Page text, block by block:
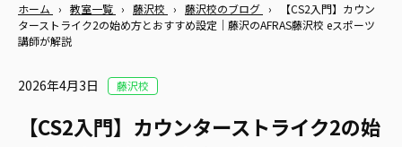
ホーム › 教室一覧 › 藤沢校 › 藤沢校のブログ ›
【CS2入門】カウン
ターストライク2の始め方とおすすめ設定｜藤沢のAFRAS藤沢校 eスポーツ
講師が解説
2026年4月3日 藤沢校
【CS2入門】カウンターストライク2の始